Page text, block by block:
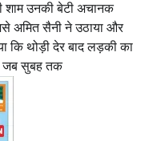
उनकी बेटी अचानक
अमित सैनी ने उठाया और
कि थोड़ी देर बाद लड़की का
जब सुबह तक